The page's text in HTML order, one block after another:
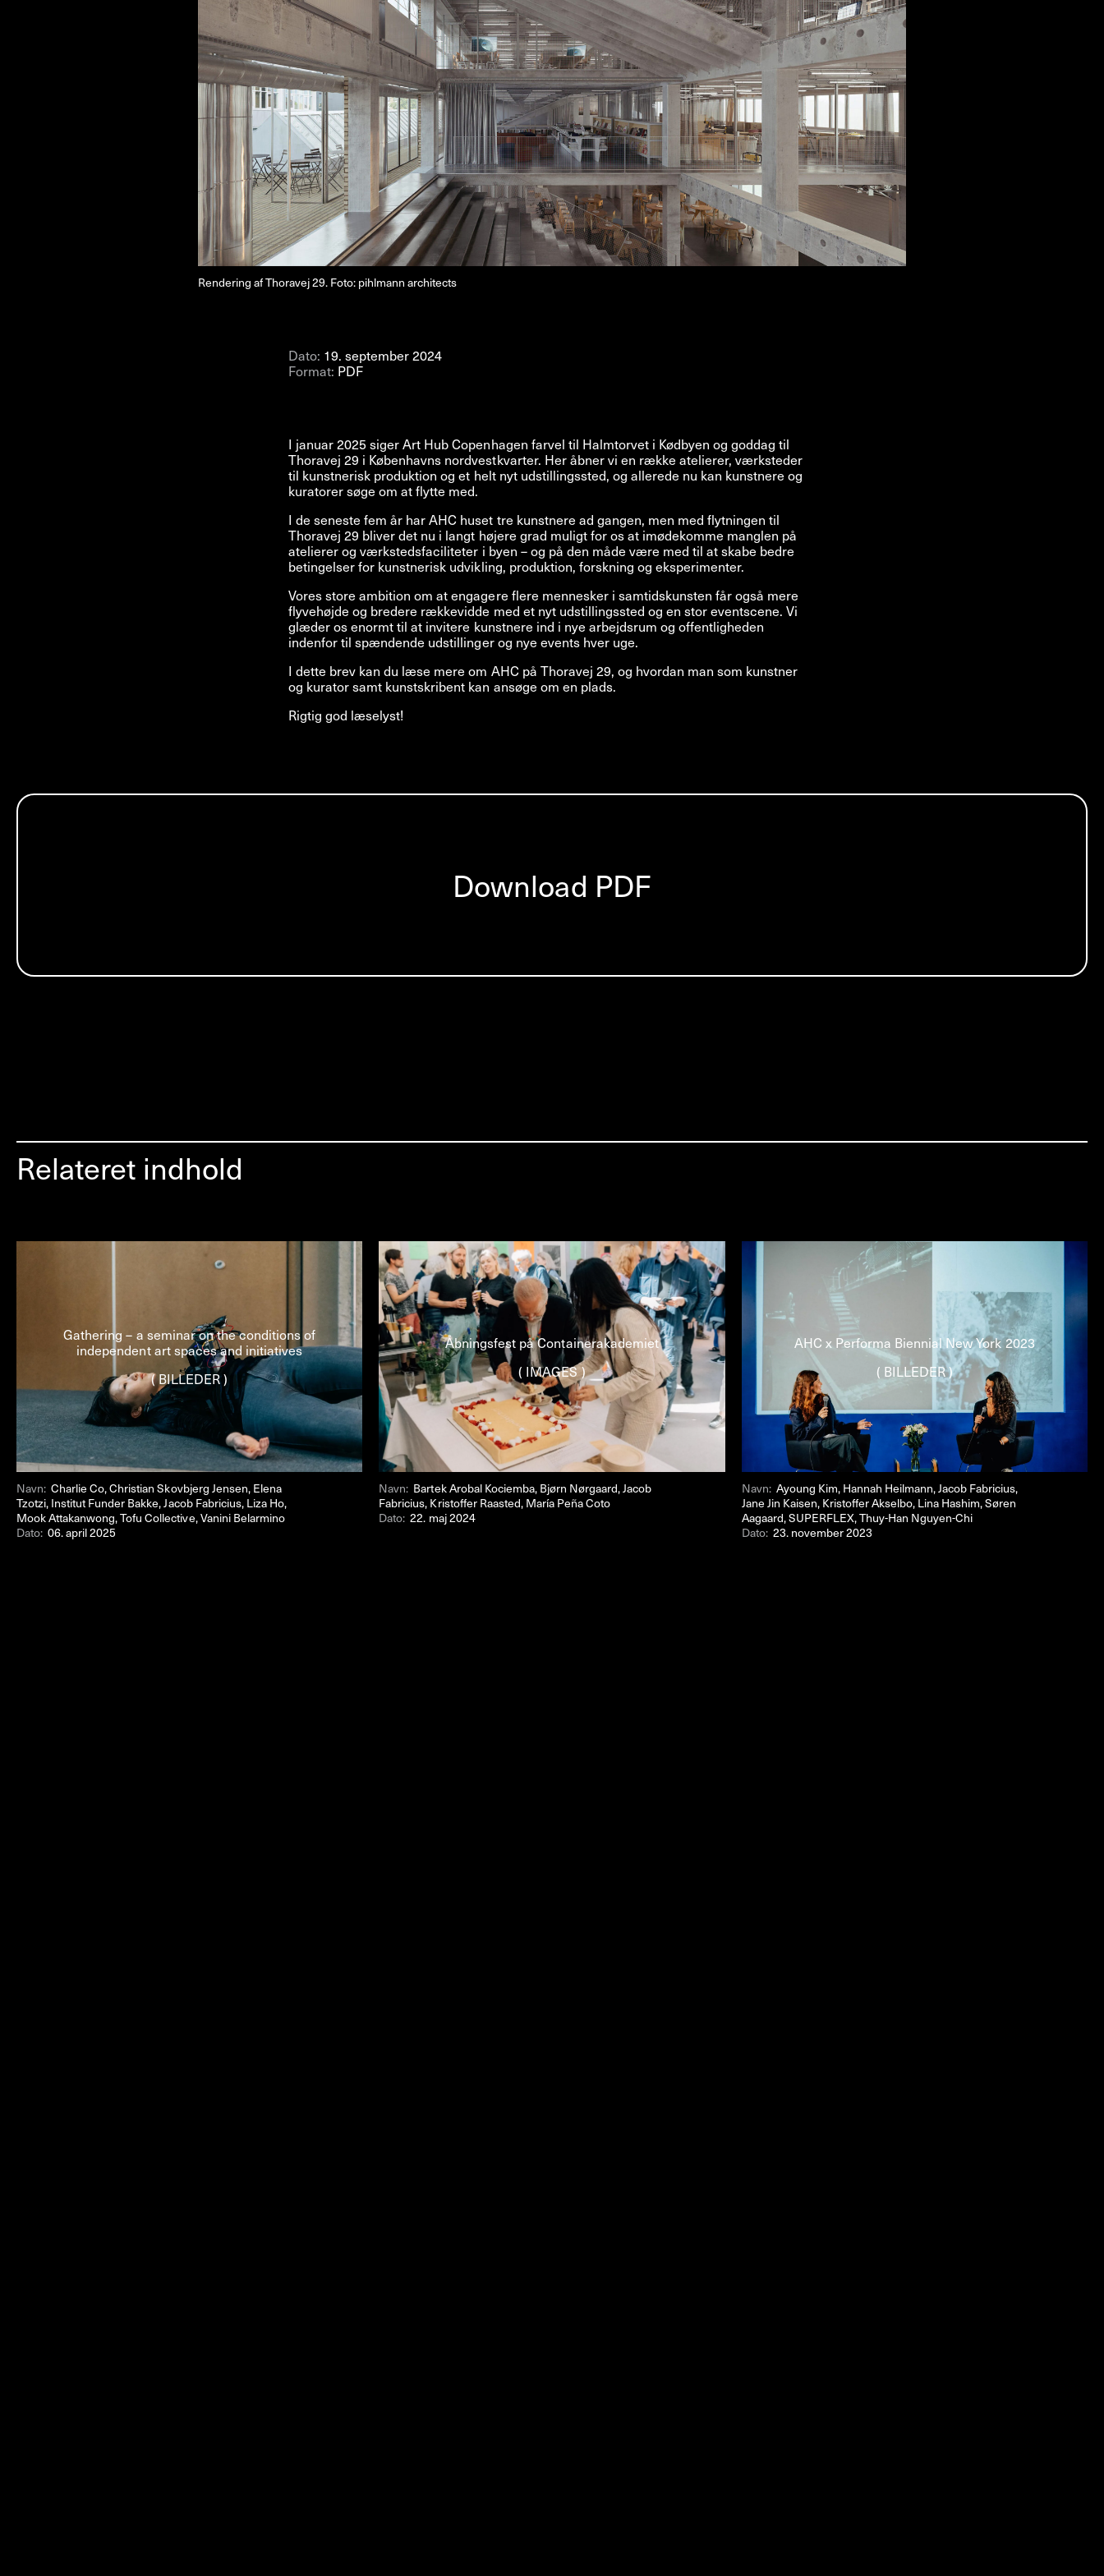
Om AHCProfilerPresse
THORAVEJ 29, 2400 KØBENHAVN NV, DANMARK INFO@ARTHUBCOPENHAGEN.DK INSTAGRAM FACEBOOK LINKEDIN
Rendering af Thoravej 29. Foto: pihlmann architects
Dato: 19. september 2024
Format: PDF
I januar 2025 siger Art Hub Copenhagen farvel til Halmtorvet i Kødbyen og goddag til
Thoravej 29 i Københavns nordvestkvarter. Her åbner vi en række atelierer, værksteder
til kunstnerisk produktion og et helt nyt udstillingssted, og allerede nu kan kunstnere og
kuratorer søge om at flytte med.
I de seneste fem år har AHC huset tre kunstnere ad gangen, men med flytningen til
Thoravej 29 bliver det nu i langt højere grad muligt for os at imødekomme manglen på
atelierer og værkstedsfaciliteter i byen – og på den måde være med til at skabe bedre
betingelser for kunstnerisk udvikling, produktion, forskning og eksperimenter.
Vores store ambition om at engagere flere mennesker i samtidskunsten får også mere
flyvehøjde og bredere rækkevidde med et nyt udstillingssted og en stor eventscene. Vi
glæder os enormt til at invitere kunstnere ind i nye arbejdsrum og offentligheden
indenfor til spændende udstillinger og nye events hver uge.
I dette brev kan du læse mere om AHC på Thoravej 29, og hvordan man som kunstner
og kurator samt kunstskribent kan ansøge om en plads.
Rigtig god læselyst!
Download PDF
Relateret indhold
Gathering – a seminar on the conditions of
independent art spaces and initiatives
( BILLEDER )
Navn:Charlie Co, Christian Skovbjerg Jensen, Elena
Tzotzi, Institut Funder Bakke, Jacob Fabricius, Liza Ho,
Mook Attakanwong, Tofu Collective, Vanini Belarmino
Dato:06. april 2025
Åbningsfest på Containerakademiet
( IMAGES )
Navn: Bartek Arobal Kociemba, Bjørn Nørgaard, Jacob
Fabricius, Kristoffer Raasted, María Peña Coto
Dato:22. maj 2024
AHC x Performa Biennial New York 2023
( BILLEDER )
Navn: Ayoung Kim, Hannah Heilmann, Jacob Fabricius,
Jane Jin Kaisen, Kristoffer Akselbo, Lina Hashim, Søren
Aagaard, SUPERFLEX, Thuy-Han Nguyen-Chi
Dato: 23. november 2023